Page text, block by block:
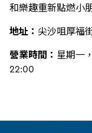
和樂趣重新點燃小
地址： 尖沙咀厚福
營業時間： 星期一
22:00